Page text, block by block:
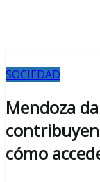
SOCIEDAD
Mendoza
cómo